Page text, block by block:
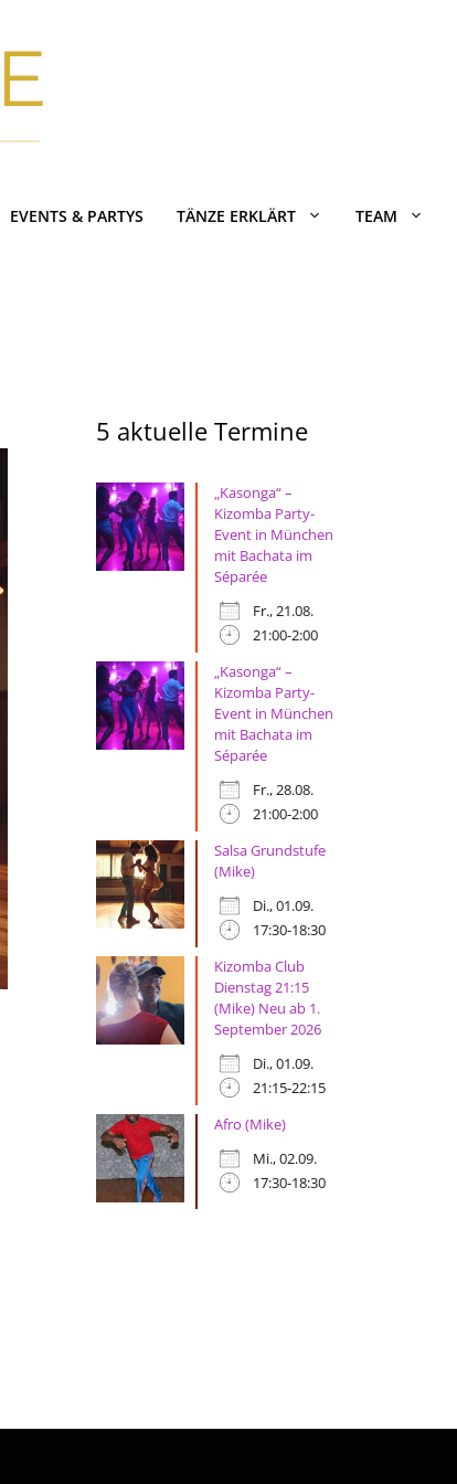
EVENTS & PARTYS TÄNZE ERKLÄRT TEAM
5 aktuelle Termine
„Kasonga“ –
Kizomba Party-
Event in München
mit Bachata im
Séparée
Fr., 21.08.
21:00-2:00
„Kasonga“ –
Kizomba Party-
Event in München
mit Bachata im
Séparée
Fr., 28.08.
21:00-2:00
Salsa Grundstufe
(Mike)
Di., 01.09.
17:30-18:30
Kizomba Club
Dienstag 21:15
(Mike) Neu ab 1.
September 2026
Di., 01.09.
21:15-22:15
Afro (Mike)
Mi., 02.09.
17:30-18:30